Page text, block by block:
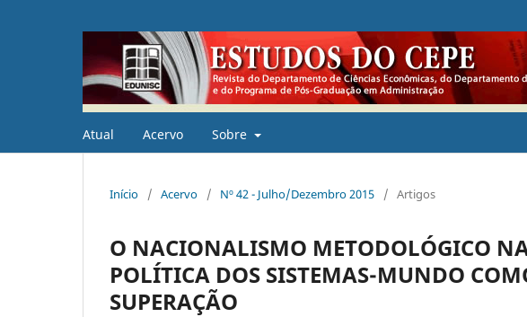
Atual Acervo Sobre
Início / Acervo / Nº 42 - Julho/Dezembro 2015 / Artigos
O NACIONALISMO METODOLÓGICO
POLÍTICA DOS SISTEMAS-MUNDO
SUPERAÇÃO